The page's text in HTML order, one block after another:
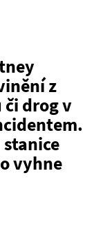
z
drog v
vyhne